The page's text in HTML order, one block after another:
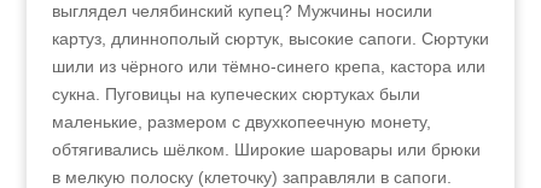
выглядел челябинский купец? Мужчины носили
картуз, длиннополый сюртук, высокие сапоги. Сюртуки
шили из чёрного или тёмно-синего крепа, кастора или
сукна. Пуговицы на купеческих сюртуках были
маленькие, размером с двухкопеечную монету,
обтягивались шёлком. Широкие шаровары или брюки
в мелкую полоску (клеточку) заправляли в сапоги.